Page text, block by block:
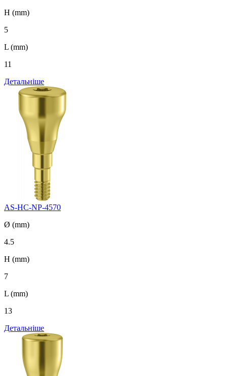
H (mm)
5
L (mm)
11
Детальніше
AS-HC-NP-4570
Ø (mm)
4.5
H (mm)
7
L (mm)
13
Детальніше